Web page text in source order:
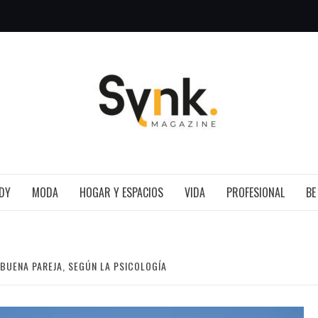
MODA HOGAR Y ESPACIOS VIDA PROFESIONAL
PAREJA, SEGÚN LA PSICOLOGÍA